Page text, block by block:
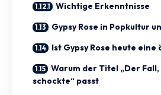
Wichtige Erkenntnisse
Gypsy Rose in Popkultur
Ist Gypsy Rose heute
Warum der Titel „Der
schockte“ passt